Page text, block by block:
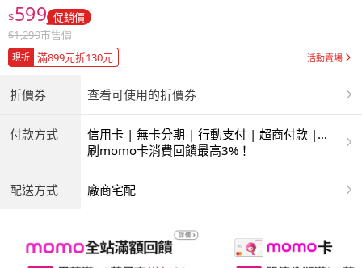
$599 促銷價
$1,299市售價
現折 滿899元折130元 活動賣場
折價券 查看可使用的折價券
付款方式
信用卡 | 無卡分期 | 行動支付 | 超商付款 |
ATM | 銀聯卡
刷momo卡消費回饋最高3%！
配送方式 廠商宅配